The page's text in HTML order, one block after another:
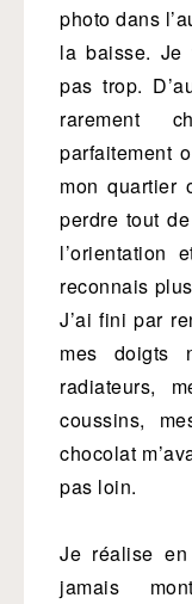
photo dans
la baisse. Je
pas trop.
rarement
parfaitement
mon quartier
perdre tout
l’orientation
reconnais
J’ai fini par
mes doigts
radiateurs,
coussins,
chocolat
pas loin.
Je réalise
jamais